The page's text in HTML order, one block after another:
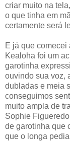
criar muito na
o que tinha em
certamente será
E já que comecei
Kealoha foi um
garotinha
ouvindo sua voz,
dubladas e meia
conseguimos
muito ampla de
Sophie
de garotinha que
que o longa